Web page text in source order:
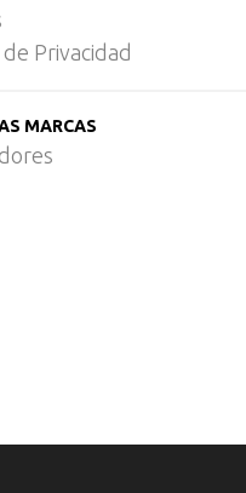
Privacidad
MARCAS